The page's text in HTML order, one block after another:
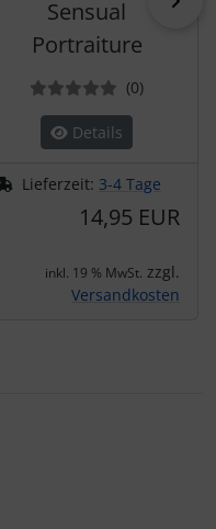
Sensual
Portraiture
(0)
Details
Lieferzeit: 3-4 Tage
14,95 EUR
inkl. 19 % MwSt. zzgl.
Versandkosten